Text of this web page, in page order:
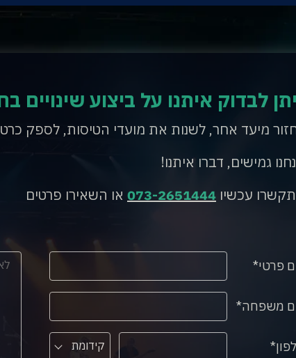
לבדוק איתנו על ביצוע שינויים
מיעד אחר, לשנות את מועדי הטיסות, לספק
גמישים, דברו איתנו!
עכשיו 073-2651444 או השאירו פרטים
פרטי
משפחה
קידומת